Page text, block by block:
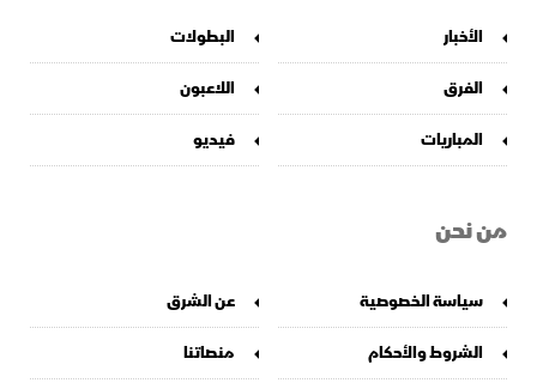
الأخبار
البطولات
الفرق
اللاعبون
المباريات
فيديو
من نحن
سياسة الخصوصية
عن الشرق
الشروط والأحكام
منصاتنا